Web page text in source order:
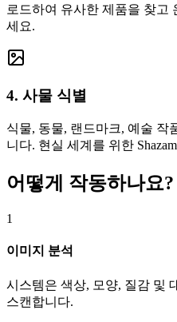
로드하여 유사한 제품을 찾고
세요.
4. 사물 식별
식물, 동물, 랜드마크, 예술 작
니다. 현실 세계를 위한
어떻게 작동하나요?
1
이미지 분석
시스템은 색상, 모양, 질감 및
스캔합니다.